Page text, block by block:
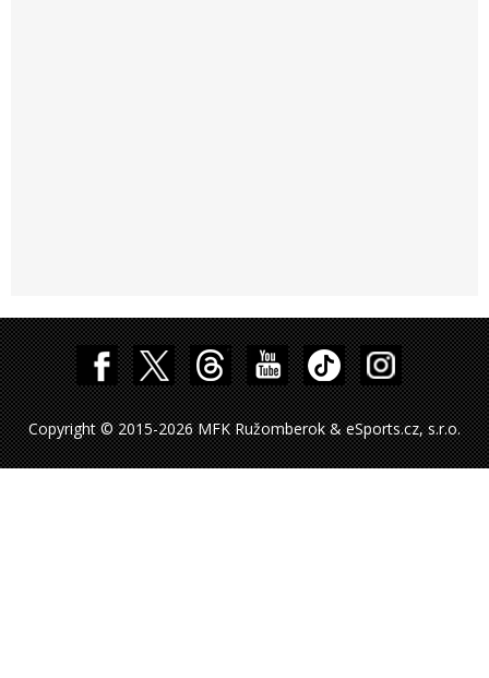
Copyright © 2015-2026 MFK Ružomberok & eSports.cz, s.r.o.